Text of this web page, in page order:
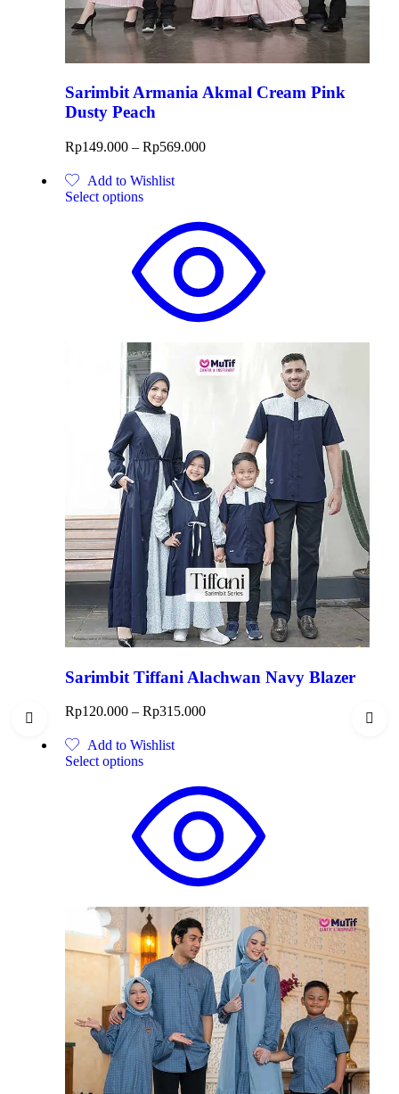
Sarimbit Armania Akmal Cream Pink
Dusty Peach
Rp149.000 – Rp569.000
Add to Wishlist
Select options
Sarimbit Tiffani Alachwan Navy Blazer
Rp120.000 – Rp315.000
Add to Wishlist
Select options